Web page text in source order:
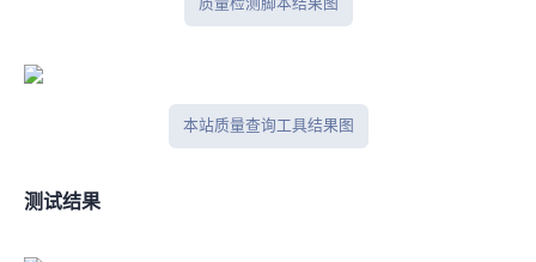
IP质量检测脚本结果图
本站IP质量查询工具结果图
IPlark测试结果